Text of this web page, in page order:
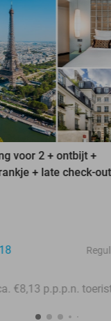
voor 2 + ontbijt +
+ late check-
€8,13 p.p.p.n.